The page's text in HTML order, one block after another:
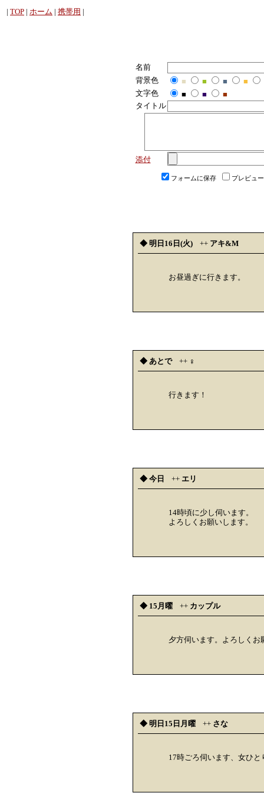
| TOP | ホーム | 携帯用 |
名前
背景色
■ ■ ■ ■
文字色
■ ■
■
タイトル
添付
フォームに保存 プレビュー
◆ 明日16日(火) ++ アキ&M
お昼過ぎに行きます。
◆ あとで++ ♀
行きます！
◆ 今日 ++ エリ
14時頃に少し伺います。
よろしくお願いします。
◆ 15月曜 ++ カップル
夕方伺います。よろしくお
◆ 明日15日月曜 ++ さな
17時ごろ伺います、女ひ